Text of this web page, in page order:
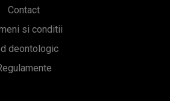
Contact
si conditii
deontologic